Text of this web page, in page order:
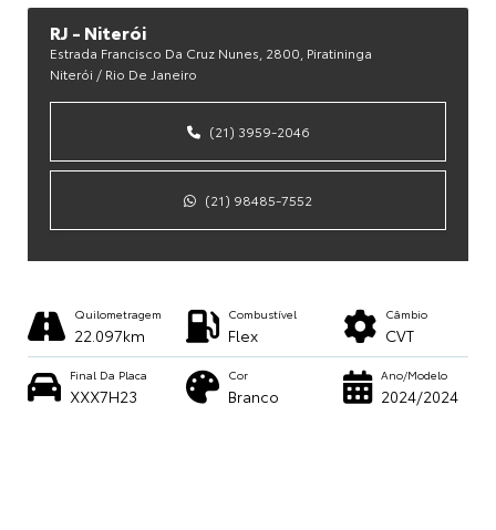
RJ - Niterói
Estrada Francisco Da Cruz Nunes, 2800, Piratininga
Niterói / Rio De Janeiro
(21) 3959-2046
(21) 98485-7552
Câmbio
CVT
Combustível
Flex
Quilometragem
22.097km
Ano/Modelo
2024/2024
Cor
Branco
Final Da Placa
XXX7H23